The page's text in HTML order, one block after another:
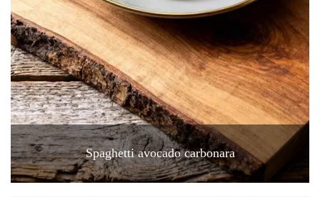
Spaghetti avocado carbonara